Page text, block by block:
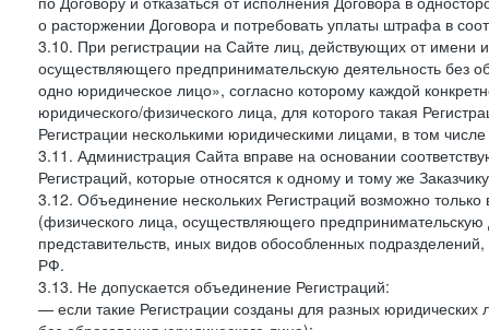
о расторжении Договора и потребовать уплаты штрафа в
3.10. При регистрации на Сайте лиц, действующих от имени
осуществляющего предпринимательскую деятельность без
одно юридическое лицо», согласно которому каждой
юридического/физического лица, для которого такая
Регистрации несколькими юридическими лицами, в том
3.11. Администрация Сайта вправе на основании
Регистраций, которые относятся к одному и тому же
3.12. Объединение нескольких Регистраций возможно
(физического лица, осуществляющего
представительств, иных видов обособленных
РФ.
3.13. Не допускается объединение Регистраций:
— если такие Регистрации созданы для разных